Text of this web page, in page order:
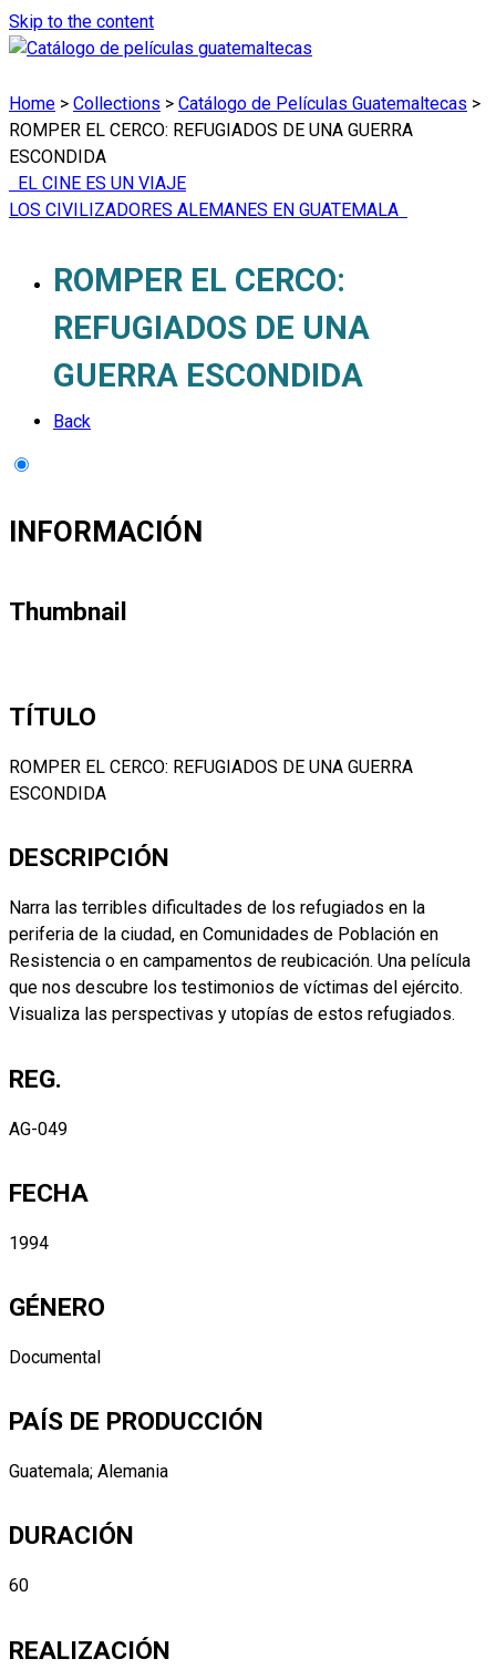
Skip to the content
Home > Collections > Catálogo de Películas Guatemaltecas >
ROMPER EL CERCO: REFUGIADOS DE UNA GUERRA
ESCONDIDA
EL CINE ES UN VIAJE
LOS CIVILIZADORES ALEMANES EN GUATEMALA
ROMPER EL CERCO:
REFUGIADOS DE UNA
GUERRA ESCONDIDA
Back
INFORMACIÓN
Thumbnail
TÍTULO
ROMPER EL CERCO: REFUGIADOS DE UNA GUERRA
ESCONDIDA
DESCRIPCIÓN
Narra las terribles dificultades de los refugiados en la
periferia de la ciudad, en Comunidades de Población en
Resistencia o en campamentos de reubicación. Una película
que nos descubre los testimonios de víctimas del ejército.
Visualiza las perspectivas y utopías de estos refugiados.
REG.
AG-049
FECHA
1994
GÉNERO
Documental
PAÍS DE PRODUCCIÓN
Guatemala; Alemania
DURACIÓN
60
REALIZACIÓN